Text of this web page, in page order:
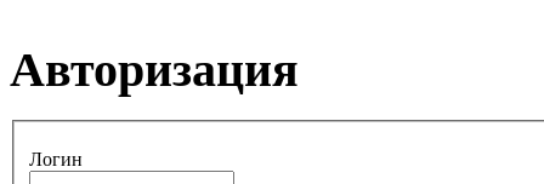
Авторизация
Логин